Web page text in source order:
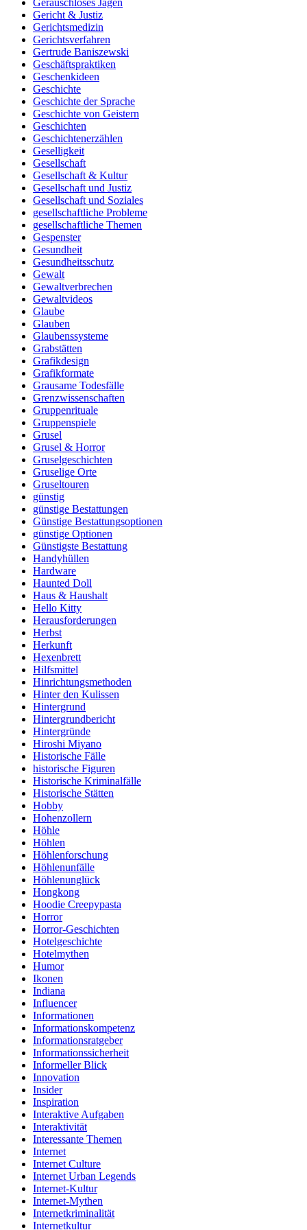
Geräuschloses Jagen
Gericht & Justiz
Gerichtsmedizin
Gerichtsverfahren
Gertrude Baniszewski
Geschäftspraktiken
Geschenkideen
Geschichte
Geschichte der Sprache
Geschichte von Geistern
Geschichten
Geschichtenerzählen
Geselligkeit
Gesellschaft
Gesellschaft & Kultur
Gesellschaft und Justiz
Gesellschaft und Soziales
gesellschaftliche Probleme
gesellschaftliche Themen
Gespenster
Gesundheit
Gesundheitsschutz
Gewalt
Gewaltverbrechen
Gewaltvideos
Glaube
Glauben
Glaubenssysteme
Grabstätten
Grafikdesign
Grafikformate
Grausame Todesfälle
Grenzwissenschaften
Gruppenrituale
Gruppenspiele
Grusel
Grusel & Horror
Gruselgeschichten
Gruselige Orte
Gruseltouren
günstig
günstige Bestattungen
Günstige Bestattungsoptionen
günstige Optionen
Günstigste Bestattung
Handyhüllen
Hardware
Haunted Doll
Haus & Haushalt
Hello Kitty
Herausforderungen
Herbst
Herkunft
Hexenbrett
Hilfsmittel
Hinrichtungsmethoden
Hinter den Kulissen
Hintergrund
Hintergrundbericht
Hintergründe
Hiroshi Miyano
Historische Fälle
historische Figuren
Historische Kriminalfälle
Historische Stätten
Hobby
Hohenzollern
Höhle
Höhlen
Höhlenforschung
Höhlenunfälle
Höhlenunglück
Hongkong
Hoodie Creepypasta
Horror
Horror-Geschichten
Hotelgeschichte
Hotelmythen
Humor
Ikonen
Indiana
Influencer
Informationen
Informationskompetenz
Informationsratgeber
Informationssicherheit
Informeller Blick
Innovation
Insider
Inspiration
Interaktive Aufgaben
Interaktivität
Interessante Themen
Internet
Internet Culture
Internet Urban Legends
Internet-Kultur
Internet-Mythen
Internetkriminalität
Internetkultur